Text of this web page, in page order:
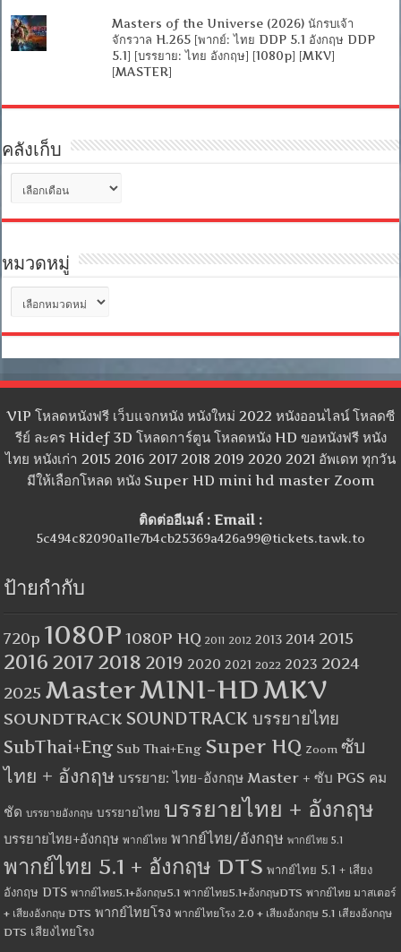
Masters of the Universe (2026) นักรบเจ้า
จักรวาล H.265 [พากย์: ไทย DDP 5.1 อังกฤษ DDP
5.1] [บรรยาย: ไทย อังกฤษ] [1080p] [MKV]
[MASTER]
คลังเก็บ
คลัง
เก็บ
หมวดหมู่
หมวด
หมู่
VIP โหลดหนังฟรี เว็บแจกหนัง หนังใหม่ 2022 หนังออนไลน์ โหลดซี
รีย์ ละคร Hidef 3D โหลดการ์ตูน โหลดหนัง HD ขอหนังฟรี หนัง
ไทย หนังเก่า 2015 2016 2017 2018 2019 2020 2021 อัพเดท ทุกวัน
มีให้เลือกโหลด หนัง Super HD mini hd master Zoom
ติดต่ออีเมล์ : Email :
5c494c82090a11e7b4cb25369a426a99@tickets.tawk.to
ป้ายกำกับ
720p 1080P 1080P HQ 2011 2012 2013 2014 2015
2016 2017 2018 2019 2020 2021 2022 2023 2024
2025 MasterMINI-HDMKV
SOUNDTRACK SOUNDTRACK บรรยายไทย
SubThai+Eng Sub Thai+Eng Super HQ Zoom ซับ
ไทย + อังกฤษ บรรยาย: ไทย-อังกฤษ Master + ซับ PGS คม
ชัด บรรยายอังกฤษ บรรยายไทย บรรยายไทย + อังกฤษ
บรรยายไทย+อังกฤษ พากย์ไทย พากย์ไทย/อังกฤษ พากย์ไทย 5.1
พากย์ไทย 5.1 + อังกฤษ DTS พากย์ไทย 5.1 + เสียง
อังกฤษ DTS พากย์ไทย5.1+อังกฤษ5.1 พากย์ไทย5.1+อังกฤษDTS พากย์ไทย มาสเตอร์
+ เสียงอังกฤษ DTS พากย์ไทยโรง พากย์ไทยโรง 2.0 + เสียงอังกฤษ 5.1 เสียงอังกฤษ
DTS เสียงไทยโรง